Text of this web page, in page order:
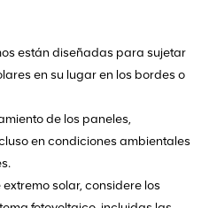
están diseñadas para sujetar
en su lugar en los bordes o
de los paneles,
en condiciones ambientales
solar, considere los